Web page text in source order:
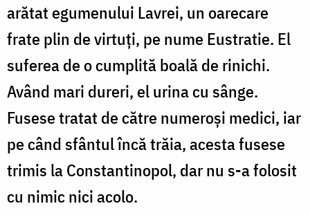
arătat egumenului Lavrei, un oarecare
frate plin de virtuţi, pe nume Eustratie. El
suferea de o cumplită boală de rinichi.
Având mari dureri, el urina cu sânge.
Fusese tratat de către numeroşi medici, iar
pe când sfântul încă trăia, acesta fusese
trimis la Constantinopol, dar nu s-a folosit
cu nimic nici acolo.